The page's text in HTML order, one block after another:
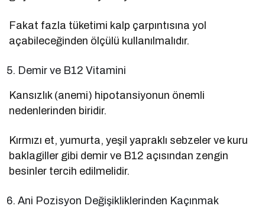
Fakat fazla tüketimi kalp çarpıntısına yol
açabileceğinden ölçülü kullanılmalıdır.
Demir ve B12 Vitamini
Kansızlık (anemi) hipotansiyonun önemli
nedenlerinden biridir.
Kırmızı et, yumurta, yeşil yapraklı sebzeler ve kuru
baklagiller gibi demir ve B12 açısından zengin
besinler tercih edilmelidir.
Ani Pozisyon Değişikliklerinden Kaçınmak